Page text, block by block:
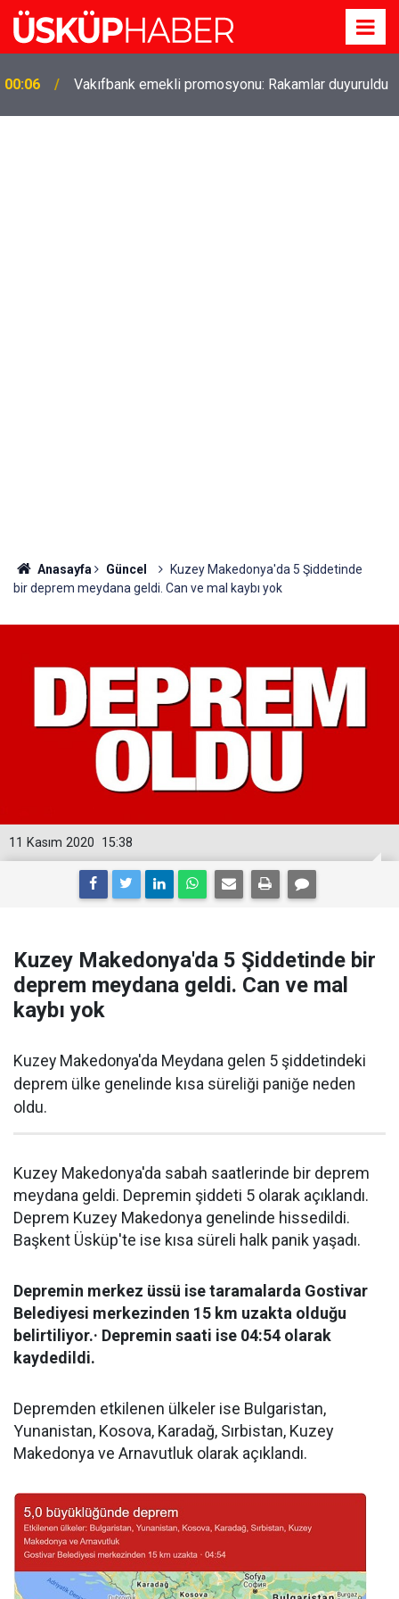
00:06
Vakıfbank emekli promosyonu: Rakamlar duyuruldu
19:21
Gözde oldu! Hem köy hem mahalle hayatı iç içe!
Anasayfa Güncel
Kuzey Makedonya'da 5 Şiddetinde
bir deprem meydana geldi. Can ve mal kaybı yok
15:38
11 Kasım 2020
Kuzey Makedonya'da 5 Şiddetinde bir
deprem meydana geldi. Can ve mal
kaybı yok
Kuzey Makedonya'da Meydana gelen 5 şiddetindeki
deprem ülke genelinde kısa süreliği paniğe neden
oldu.
Kuzey Makedonya'da sabah saatlerinde bir deprem
meydana geldi. Depremin şiddeti 5 olarak açıklandı.
Deprem Kuzey Makedonya genelinde hissedildi.
Başkent Üsküp'te ise kısa süreli halk panik yaşadı.
Depremin merkez üssü ise taramalarda Gostivar
Belediyesi merkezinden 15 km uzakta olduğu
belirtiliyor.· Depremin saati ise 04:54 olarak
kaydedildi.
Depremden etkilenen ülkeler ise Bulgaristan,
Yunanistan, Kosova, Karadağ, Sırbistan, Kuzey
Makedonya ve Arnavutluk olarak açıklandı.